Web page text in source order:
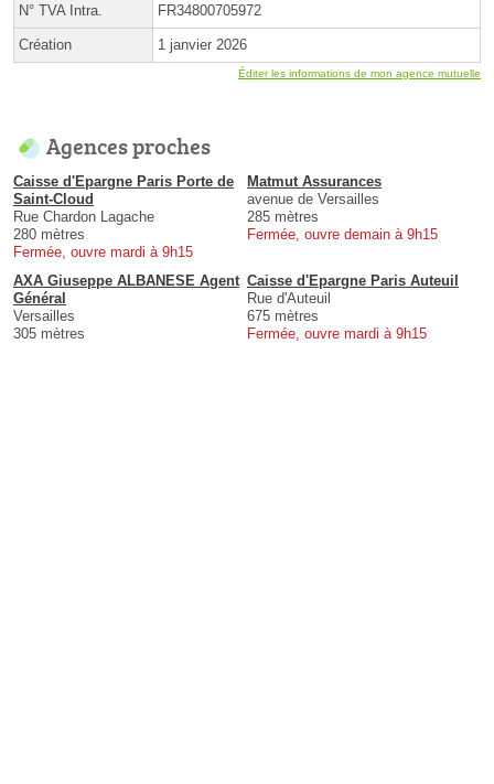
N° TVA Intra. FR34800705972
Création 1 janvier 2026
Éditer les informations de mon agence mutuelle
Agences proches
Caisse d'Epargne Paris Porte de
Saint-Cloud
Rue Chardon Lagache
280 mètres
Fermée, ouvre mardi à 9h15
Matmut Assurances
avenue de Versailles
285 mètres
Fermée, ouvre demain à 9h15
AXA Giuseppe ALBANESE Agent
Général
Versailles
305 mètres
Caisse d'Epargne Paris Auteuil
Rue d'Auteuil
675 mètres
Fermée, ouvre mardi à 9h15